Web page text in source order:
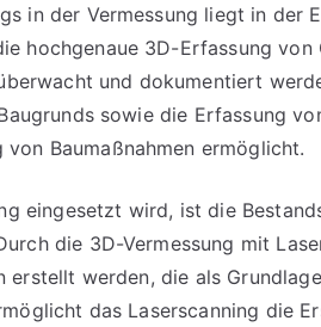
in der Vermessung liegt in der
hochgenaue 3D-Erfassung von
und dokumentiert
sowie die Erfassung
Baumaßnahmen ermöglicht.
eingesetzt wird, ist die
die 3D-Vermessung mit
werden, die als
das Laserscanning die